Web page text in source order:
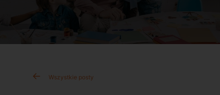
Wszystkie posty